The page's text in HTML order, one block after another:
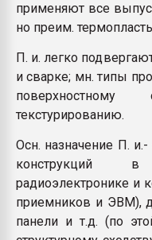
применяют все
но преим.
П. и. легко
и сварке; мн. типы
поверхностному
текстурированию.
Осн. назначение П.
конструкций
радиоэлектронике и
приемников и ЭВМ),
панели и т.д. (по